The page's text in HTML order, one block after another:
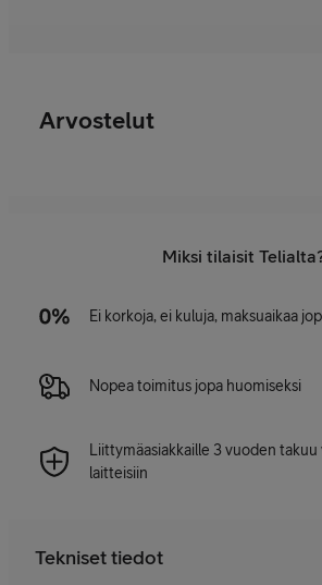
Arvostelut
Miksi tilaisit
Ei korkoja, ei kuluja, maksuaikaa
Nopea toimitus jopa huomiseksi
Liittymäasiakkaille 3 vuoden
laitteisiin
Tekniset tiedot